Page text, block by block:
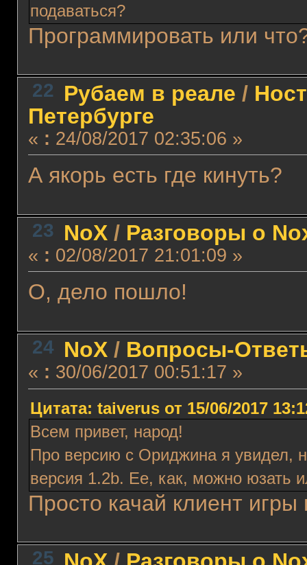
подаваться?
Программировать или
22 Рубаем в реале /
Петербурге
« : 24/08/2017 02:35:06 »
А якорь есть где кинуть?
23 NoX/ Разговоры о
« : 02/08/2017 21:01:09 »
О, дело пошло!
24 NoX/ Вопросы-
« : 30/06/2017 00:51:17 »
Цитата: taiverus от 15/06/2017
Всем привет, народ!
Про версию с Ориджина я увидел,
версия 1.2b. Ее, как, можно юзать
Просто качай клиент
25